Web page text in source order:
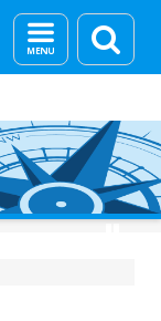
Menu
en